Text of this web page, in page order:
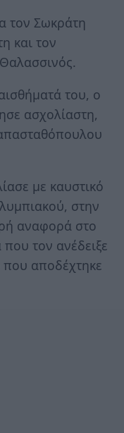
τον Σωκράτη
και τον
του, ο
ασχολίαστη,
με καυστικό
στην
αναφορά στο
τον ανέδειξε
που αποδέχτηκε